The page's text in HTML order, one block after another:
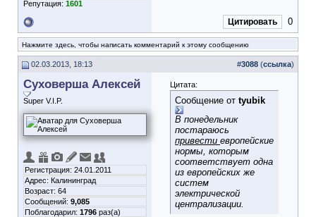
Репутация: 1601
Цитировать 0
Нажмите здесь, чтобы написать комментарий к этому сообщению
02.03.2013, 18:13 #3088 (ссылка)
Суховерша Алексей
Super V.I.P.
Регистрация: 24.01.2011
Адрес: Калининград
Возраст: 64
Сообщений: 9,085
Поблагодарил: 1796 раз(а)
Цитата:
Сообщение от tyubik
В понедельник
постараюсь
привести европейские
нормы, которым
соответствует одна
из европейских же
систем
электрической
централизации.